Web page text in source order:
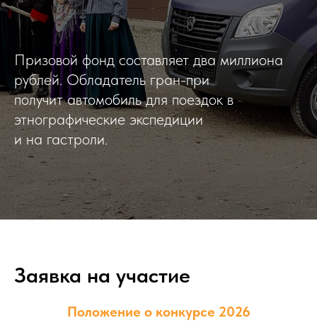
Призовой фонд составляет два миллиона
рублей. Обладатель гран-при
получит автомобиль для поездок в
этнографические экспедиции
и на гастроли.
Заявка на участие
Положение о конкурсе 2026